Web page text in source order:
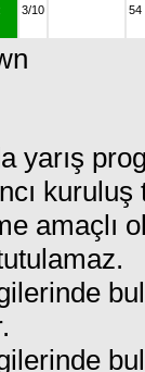
3/10 54
yarış
amaçlı